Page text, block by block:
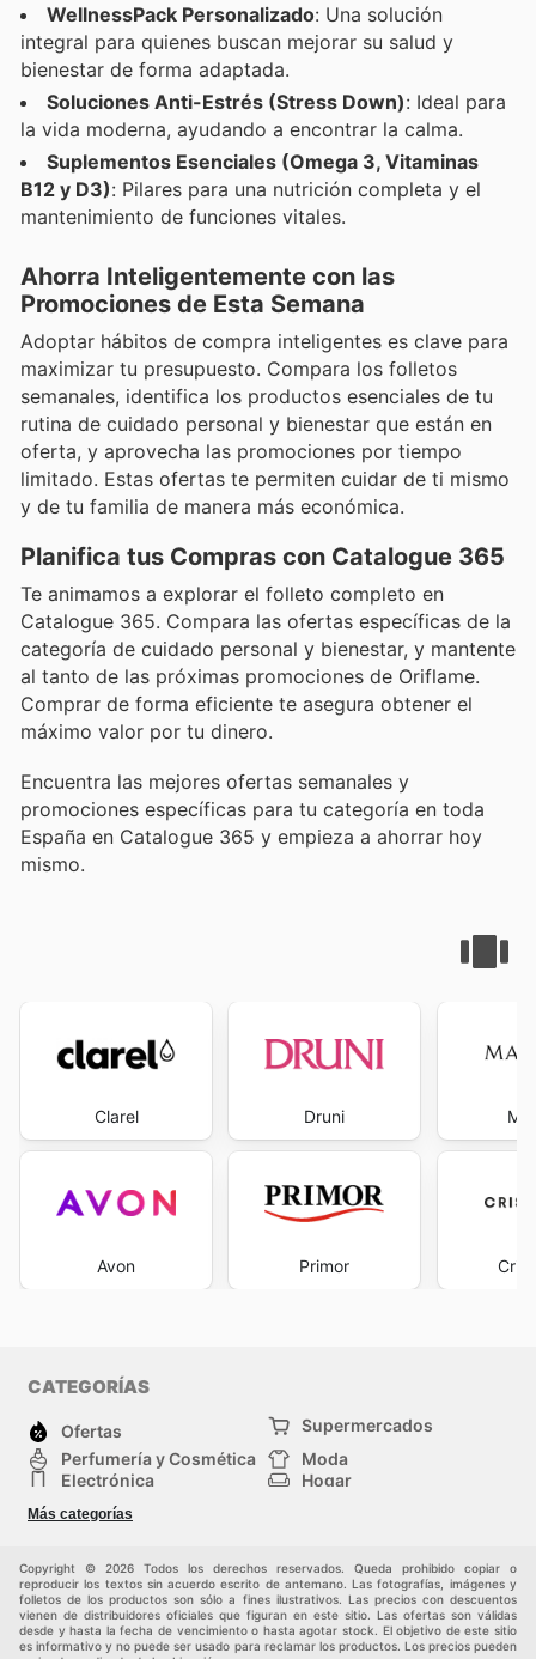
WellnessPack Personalizado: Una solución
integral para quienes buscan mejorar su salud y
bienestar de forma adaptada.
Soluciones Anti-Estrés (Stress Down): Ideal para
la vida moderna, ayudando a encontrar la calma.
Suplementos Esenciales (Omega 3, Vitaminas
B12 y D3): Pilares para una nutrición completa y el
mantenimiento de funciones vitales.
Ahorra Inteligentemente con las
Promociones de Esta Semana
Adoptar hábitos de compra inteligentes es clave para
maximizar tu presupuesto. Compara los folletos
semanales, identifica los productos esenciales de tu
rutina de cuidado personal y bienestar que están en
oferta, y aprovecha las promociones por tiempo
limitado. Estas ofertas te permiten cuidar de ti mismo
y de tu familia de manera más económica.
Planifica tus Compras con Catalogue 365
Te animamos a explorar el folleto completo en
Catalogue 365. Compara las ofertas específicas de la
categoría de cuidado personal y bienestar, y mantente
al tanto de las próximas promociones de Oriflame.
Comprar de forma eficiente te asegura obtener el
máximo valor por tu dinero.
Encuentra las mejores ofertas semanales y
promociones específicas para tu categoría en toda
España en Catalogue 365 y empieza a ahorrar hoy
mismo.
Clarel
Avon
Druni
Primor
CATEGORÍAS
Ofertas
Supermercados
Perfumería y Cosmética
Moda
Electrónica
Hogar
Deporte
Juguetes y bebés
Más categorías
Copyright © 2026 Todos los derechos reservados. Queda prohibido copiar o
reproducir los textos sin acuerdo escrito de antemano. Las fotografías, imágenes y
folletos de los productos son sólo a fines ilustrativos. Las precios con descuentos
vienen de distribuidores oficiales que figuran en este sitio. Las ofertas son válidas
desde y hasta la fecha de vencimiento o hasta agotar stock. El objetivo de este sitio
es informativo y no puede ser usado para reclamar los productos. Los precios pueden